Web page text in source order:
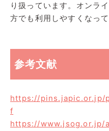
り扱っています。オンラ
方でも利用しやすくなって
参考文献
https://pins.japic.or.jp/
f
https://www.jsog.or.jp/